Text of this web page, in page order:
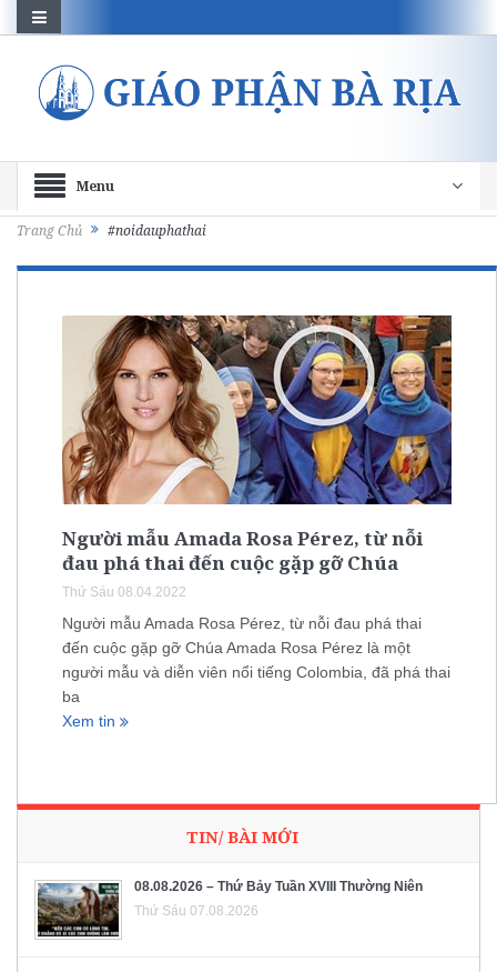
Menu
Trang Chủ #noidauphathai
Người mẫu Amada Rosa Pérez, từ nỗi
đau phá thai đến cuộc gặp gỡ Chúa
Thứ Sáu 08.04.2022
Người mẫu Amada Rosa Pérez, từ nỗi đau phá thai
đến cuộc gặp gỡ Chúa Amada Rosa Pérez là một
người mẫu và diễn viên nổi tiếng Colombia, đã phá thai
ba
Xem tin
TIN/ BÀI MỚI
08.08.2026 – Thứ Bảy Tuần XVIII Thường Niên
Thứ Sáu 07.08.2026